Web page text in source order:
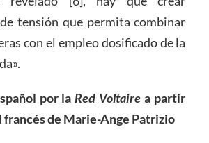
tensión que permita combinar
con el empleo dosificado de la
por laRed Voltaire a partir
francés de Marie-Ange Patrizio